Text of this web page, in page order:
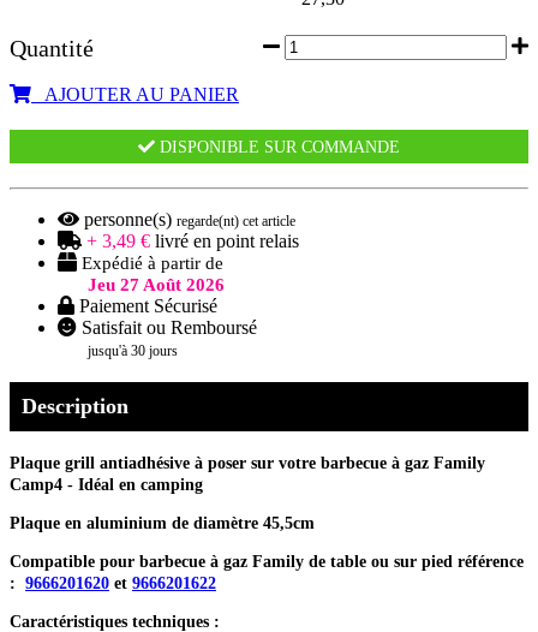
Quantité
AJOUTER AU PANIER
DISPONIBLE SUR COMMANDE
personne(s) regarde(nt) cet article
+ 3,49 € livré en point relais
Expédié à partir de
Jeu 27 Août 2026
Paiement Sécurisé
Satisfait ou Remboursé
jusqu'à 30 jours
Description
Plaque grill antiadhésive à poser sur votre barbecue à gaz Family
Camp4 - Idéal en camping
Plaque en aluminium de diamètre 45,5cm
Compatible pour barbecue à gaz Family de table ou sur pied référence
: 9666201620 et 9666201622
Caractéristiques techniques :